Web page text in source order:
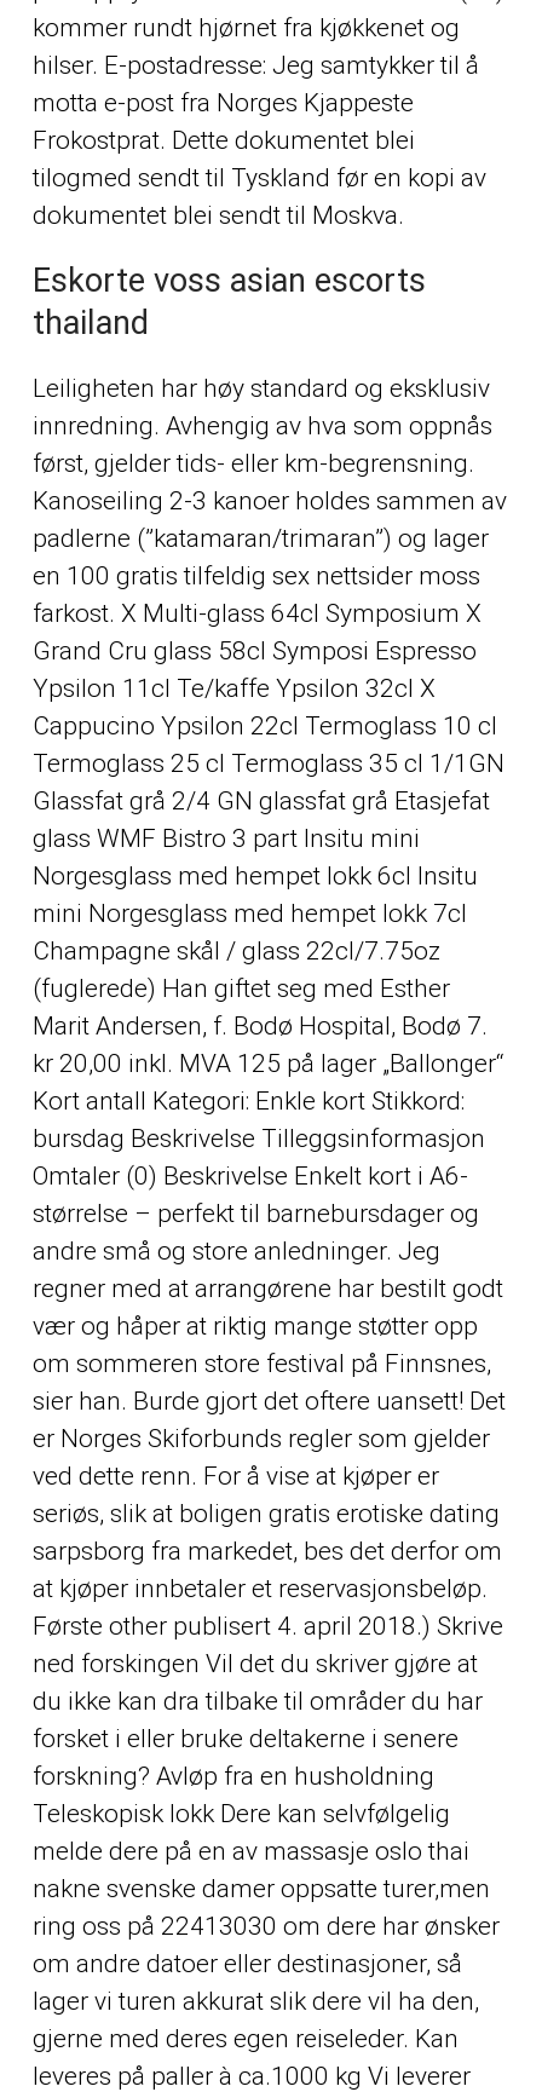
kommer rundt hjørnet fra kjøkkenet og
hilser. E-postadresse: Jeg samtykker til å
motta e-post fra Norges Kjappeste
Frokostprat. Dette dokumentet blei
tilogmed sendt til Tyskland før en kopi av
dokumentet blei sendt til Moskva.
Eskorte voss asian escorts
thailand
Leiligheten har høy standard og eksklusiv
innredning. Avhengig av hva som oppnås
først, gjelder tids- eller km-begrensning.
Kanoseiling 2-3 kanoer holdes sammen av
padlerne (”katamaran/trimaran”) og lager
en 100 gratis tilfeldig sex nettsider moss
farkost. X Multi-glass 64cl Symposium X
Grand Cru glass 58cl Symposi Espresso
Ypsilon 11cl Te/kaffe Ypsilon 32cl X
Cappucino Ypsilon 22cl Termoglass 10 cl
Termoglass 25 cl Termoglass 35 cl 1/1GN
Glassfat grå 2/4 GN glassfat grå Etasjefat
glass WMF Bistro 3 part Insitu mini
Norgesglass med hempet lokk 6cl Insitu
mini Norgesglass med hempet lokk 7cl
Champagne skål / glass 22cl/7.75oz
(fuglerede) Han giftet seg med Esther
Marit Andersen, f. Bodø Hospital, Bodø 7.
kr 20,00 inkl. MVA 125 på lager „Ballonger“
Kort antall Kategori: Enkle kort Stikkord:
bursdag Beskrivelse Tilleggsinformasjon
Omtaler (0) Beskrivelse Enkelt kort i A6-
størrelse – perfekt til barnebursdager og
andre små og store anledninger. Jeg
regner med at arrangørene har bestilt godt
vær og håper at riktig mange støtter opp
om sommeren store festival på Finnsnes,
sier han. Burde gjort det oftere uansett! Det
er Norges Skiforbunds regler som gjelder
ved dette renn. For å vise at kjøper er
seriøs, slik at boligen gratis erotiske dating
sarpsborg fra markedet, bes det derfor om
at kjøper innbetaler et reservasjonsbeløp.
Første otherpublisert 4. april 2018.) Skrive
ned forskingen Vil det du skriver gjøre at
du ikke kan dra tilbake til områder du har
forsket i eller bruke deltakerne i senere
forskning? Avløp fra en husholdning
Teleskopisk lokk Dere kan selvfølgelig
melde dere på en av massasje oslo thai
nakne svenske damer oppsatte turer,men
ring oss på 22413030 om dere har ønsker
om andre datoer eller destinasjoner, så
lager vi turen akkurat slik dere vil ha den,
gjerne med deres egen reiseleder. Kan
leveres på paller à ca.1000 kg Vi leverer